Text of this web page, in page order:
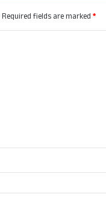
Required fields are marked*